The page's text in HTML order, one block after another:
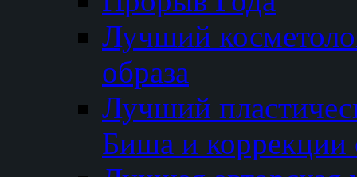
Лучший
образа
Лучший
Биша и коррекции